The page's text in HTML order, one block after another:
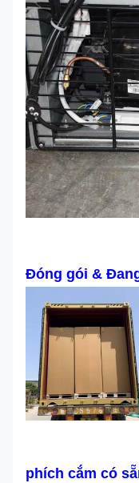
Đóng gói &
phích cắm có